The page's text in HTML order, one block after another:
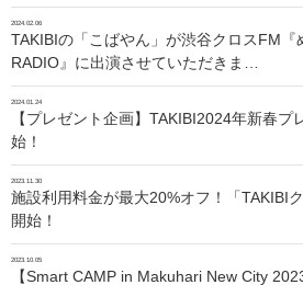
2024.02.06
TAKIBIの「こばやん」が渋谷クロスFM『
RADIO』に出演させていただきま…
2024.01.24
【プレゼント企画】TAKIBI2024年新春プ
始！
2023.11.30
施設利用料金が最大20%オフ！「TAKIBI
開始！
2023.10.05
【Smart CAMP in Makuhari New City